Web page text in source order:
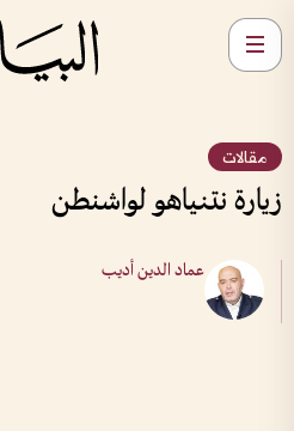
مقالات
زيارة نتنياهو لواشنطن
عماد الدين أديب